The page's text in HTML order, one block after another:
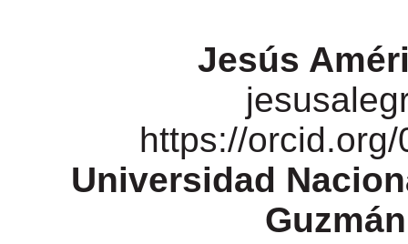
Jesús
https://
Universidad